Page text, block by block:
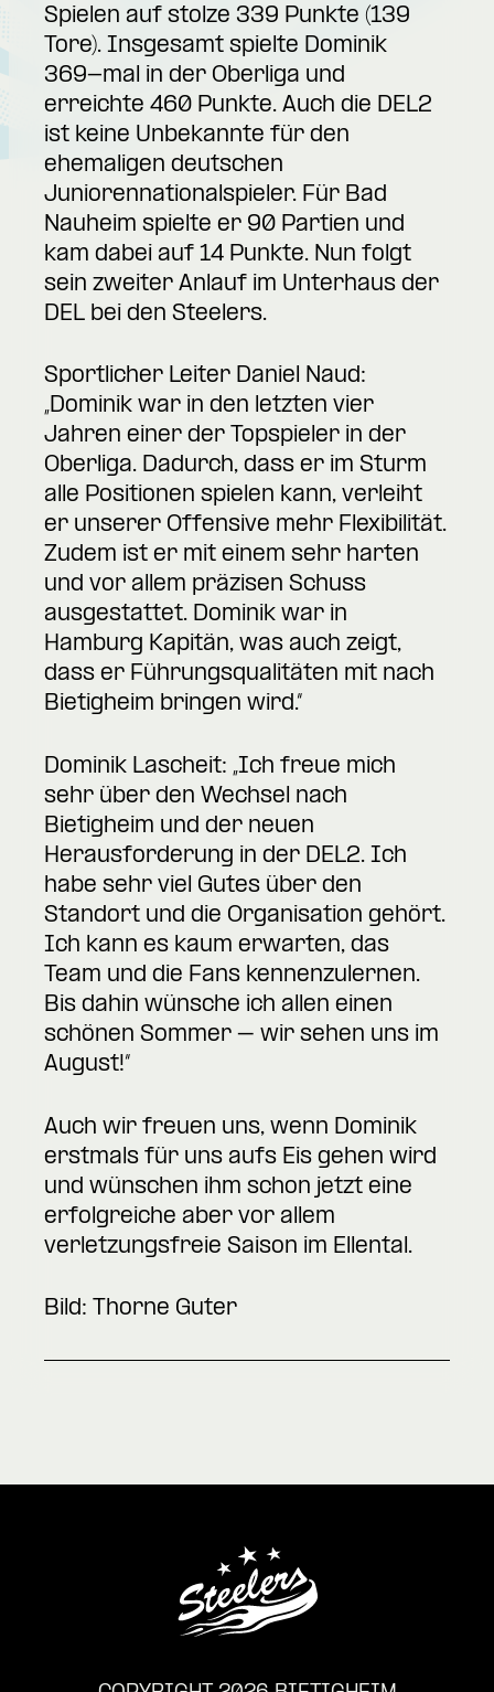
Spielen auf stolze 339 Punkte (139
Tore). Insgesamt spielte Dominik
369-mal in der Oberliga und
erreichte 460 Punkte. Auch die DEL2
ist keine Unbekannte für den
ehemaligen deutschen
Juniorennationalspieler. Für Bad
Nauheim spielte er 90 Partien und
kam dabei auf 14 Punkte. Nun folgt
sein zweiter Anlauf im Unterhaus der
DEL bei den Steelers.
Sportlicher Leiter Daniel Naud:
„Dominik war in den letzten vier
Jahren einer der Topspieler in der
Oberliga. Dadurch, dass er im Sturm
alle Positionen spielen kann, verleiht
er unserer Offensive mehr Flexibilität.
Zudem ist er mit einem sehr harten
und vor allem präzisen Schuss
ausgestattet. Dominik war in
Hamburg Kapitän, was auch zeigt,
dass er Führungsqualitäten mit nach
Bietigheim bringen wird.“
Dominik Lascheit: „Ich freue mich
sehr über den Wechsel nach
Bietigheim und der neuen
Herausforderung in der DEL2. Ich
habe sehr viel Gutes über den
Standort und die Organisation gehört.
Ich kann es kaum erwarten, das
Team und die Fans kennenzulernen.
Bis dahin wünsche ich allen einen
schönen Sommer – wir sehen uns im
August!“
Auch wir freuen uns, wenn Dominik
erstmals für uns aufs Eis gehen wird
und wünschen ihm schon jetzt eine
erfolgreiche aber vor allem
verletzungsfreie Saison im Ellental.
Bild: Thorne Guter